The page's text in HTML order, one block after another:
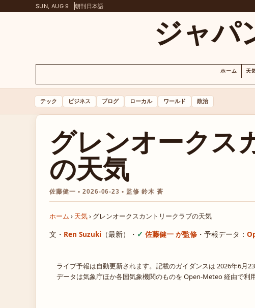
SUN, AUG 9 朝刊 日本語
ジャパ
ホーム 天
テック ビジネス ブログ ローカル ワールド 政治
グレンオークス
の天気
佐藤健一 • 2026-06-23 • 監修 鈴木 蒼
ホーム › 天気› グレンオークスカントリークラブの天気
文・ Ren Suzuki （最新） ・ 佐藤健一 が監修 ・ 予報データ：
ライブ予報は自動更新されます。記載のガイダンスは 2026年6月
データは気象庁ほか各国気象機関のものを Open-Meteo 経由で利